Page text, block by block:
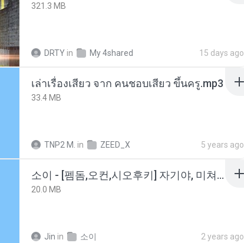
321.3 MB
DRTY in My 4shared 15 days ago
เล่าเรื่องเสียว จาก คนชอบเสียว ขึ้นครู.mp3
33.4 MB
TNP2 M. in ZEED_X 5 years ago
소이 - [펨돔,오컨,시오후키] 자기야, 미쳐볼래 #남성향 #ASMR #펨돔 #여공남수 #19금.mp3
20.0 MB
Jin in 소이 2 years ago